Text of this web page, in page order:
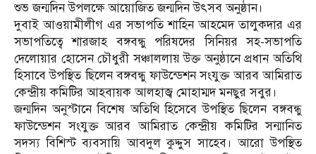
শুভ জন্মদিন উপলক্ষে আয়োজিত জন্মদিন উৎসব অনুষ্ঠান।
দুবাই আওয়ামীলীগ এর সভাপতি শাহিন আহমেদ তালুকদার এর
সভাপতিত্বে শারজাহ বঙ্গবন্ধু পরিষদের সিনিয়র সহ-সভাপতি
দেলোয়ার হোসেন চৌধুরী সঞ্চাললায় উক্ত অনুষ্ঠানে প্রধান অতিথি
হিসাবে উপস্থিত ছিলেন বঙ্গবন্ধু ফাউন্ডেশন সংযুক্ত আরব আমিরাত
কেন্দ্রীয় কমিটির আহবায়ক আলহাজ্ব মোহাম্মদ মনছুর সবুর।
জন্মদিন অনুস্টানে বিশেষ অতিথি হিসেবে উপস্থিত ছিলেন বঙ্গবন্ধু
ফাউন্ডেশন সংযুক্ত আরব আমিরাত কেন্দ্রীয় কমিটির সন্মানিত
সদস্য বিশিস্ট ব্যবসায়ি আবদুল কুদ্দুস সাহেব। আরো উপস্থিত